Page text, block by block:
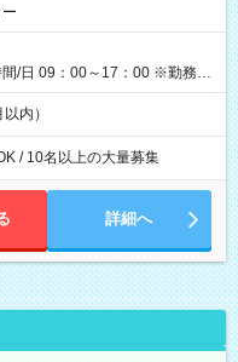
13:30（休憩なし） 時給1,300
8,400円＋交通費 【試用期
/日 09：00～17：00 ※勤務時
内）
/ 10名以上の大量募集
詳細へ